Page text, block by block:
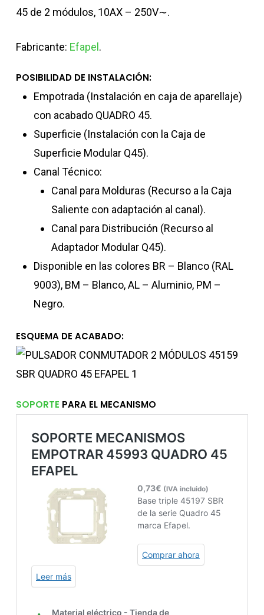
45 de 2 módulos, 10AX – 250V∼.
Fabricante: Efapel.
POSIBILIDAD DE INSTALACIÓN:
Empotrada (Instalación en caja de aparellaje)
con acabado QUADRO 45.
Superficie (Instalación con la Caja de
Superficie Modular Q45).
Canal Técnico:
Canal para Molduras (Recurso a la Caja
Saliente con adaptación al canal).
Canal para Distribución (Recurso al
Adaptador Modular Q45).
Disponible en las colores BR – Blanco (RAL
9003), BM – Blanco, AL – Aluminio, PM –
Negro.
ESQUEMA DE ACABADO:
SOPORTE PARA EL MECANISMO